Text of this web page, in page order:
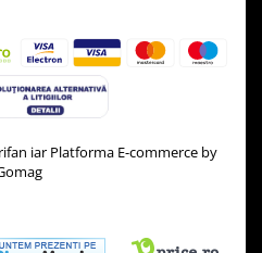
iar Platforma E-commerce by